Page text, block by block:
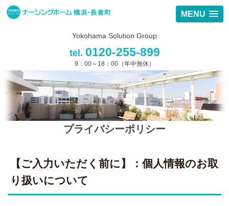
MENU
Yokohama Solution Group
tel. 0120-255-899
9：00～18：00（年中無休）
プライバシーポリシー
【ご入力いただく前に】：個人情報のお取
り扱いについて